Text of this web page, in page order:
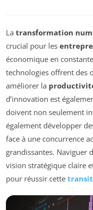
La transformation
crucial pour les
économique en
technologies offrent des
améliorer la
d’innovation est
doivent non seulement
également développer
face à une concurrence
grandissantes. Naviguer
vision stratégique claire
pour réussir cette